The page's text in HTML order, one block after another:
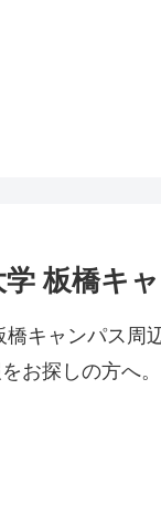
板橋キ
橋キャンパス周
お探しの方へ。